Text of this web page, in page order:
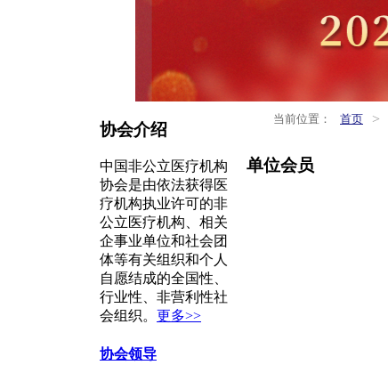
协会介绍
中国非公立医疗机构
协会是由依法获得医
疗机构执业许可的非
公立医疗机构、相关
企事业单位和社会团
体等有关组织和个人
自愿结成的全国性、
行业性、非营利性社
会组织。 更多>>
协会领导
当前位置： 首页 >
单位会员